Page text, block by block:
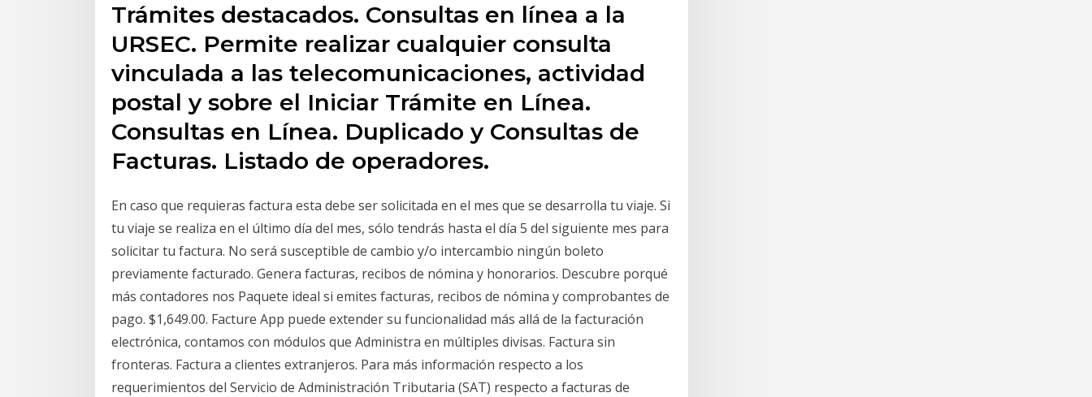
Trámites destacados. Consultas en línea a la
URSEC. Permite realizar cualquier consulta
vinculada a las telecomunicaciones, actividad
postal y sobre el Iniciar Trámite en Línea.
Consultas en Línea. Duplicado y Consultas de
Facturas. Listado de operadores.
En caso que requieras factura esta debe ser solicitada en el mes que se desarrolla tu viaje. Si
tu viaje se realiza en el último día del mes, sólo tendrás hasta el día 5 del siguiente mes para
solicitar tu factura. No será susceptible de cambio y/o intercambio ningún boleto
previamente facturado. Genera facturas, recibos de nómina y honorarios. Descubre porqué
más contadores nos Paquete ideal si emites facturas, recibos de nómina y comprobantes de
pago. $1,649.00. Facture App puede extender su funcionalidad más allá de la facturación
electrónica, contamos con módulos que Administra en múltiples divisas. Factura sin
fronteras. Factura a clientes extranjeros. Para más información respecto a los
requerimientos del Servicio de Administración Tributaria (SAT) respecto a facturas de